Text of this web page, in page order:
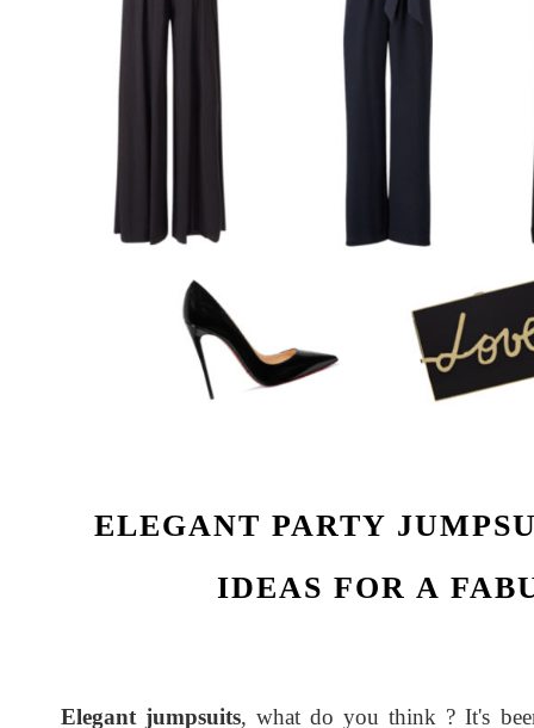
ELEGANT PARTY
IDEAS FOR A
Elegant jumpsuits, what do you think ? It's